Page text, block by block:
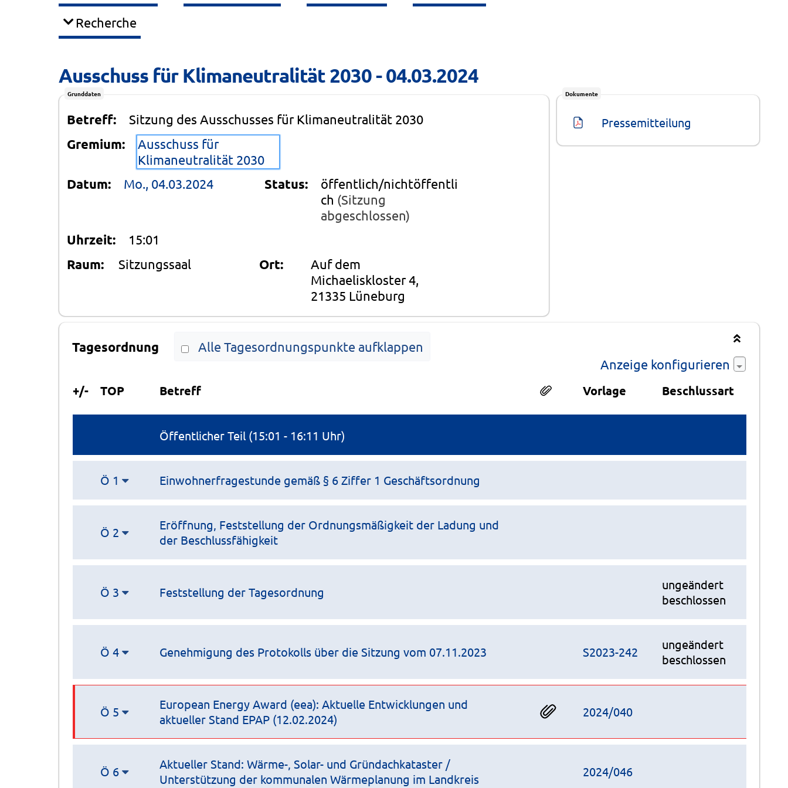
Recherche
Ausschuss für Klimaneutralität 2030 - 04.03.2024
Grunddaten
Betreff: Sitzung des Ausschusses für Klimaneutralität 2030
Gremium:
Ausschuss für
Klimaneutralität 2030
Datum: Mo., 04.03.2024 Status:
öffentlich/nichtöffentli
ch (Sitzung
abgeschlossen)
Uhrzeit: 15:01
Raum: Sitzungssaal Ort:
Auf dem
Michaeliskloster 4,
21335 Lüneburg
Dokumente
Pressemitteilung
Tagesordnung
Alle Tagesordnungspunkte aufklappen
Anzeige konfigurieren
+/- TOP Betreff Vorlage Beschlussart
Öffentlicher Teil (15:01 - 16:11 Uhr)
Ö 1 Einwohnerfragestunde gemäß § 6 Ziffer 1 Geschäftsordnung
Ö 2
Eröffnung, Feststellung der Ordnungsmäßigkeit der Ladung und
der Beschlussfähigkeit
Ö 3 Feststellung der Tagesordnung
ungeändert
beschlossen
Ö 4 Genehmigung des Protokolls über die Sitzung vom 07.11.2023 S2023-242
ungeändert
beschlossen
Ö 5
European Energy Award (eea): Aktuelle Entwicklungen und
aktueller Stand EPAP (12.02.2024)
2024/040
Ö 6
Aktueller Stand: Wärme-, Solar- und Gründachkataster /
Unterstützung der kommunalen Wärmeplanung im Landkreis
2024/046